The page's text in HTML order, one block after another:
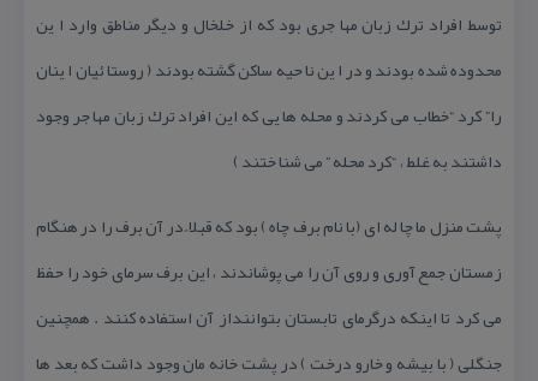
توسط افراد ترك زبان مها جری بود كه از خلخال و دیگر مناطق وارد ا ین
محدوده شده بودند و در ا ین نا حیه ساكن گشته بودند ( روستا ئیان ا ینان
را” كرد “خطاب می كردند و محله ها یی كه این افراد ترك زبان مها جر وجود
داشتند به غلط ، “كرد محله ” می شنا ختند )
پشت منزل ما چا له ای (با نام برف چاه ) بود كه قبلا ً در آن برف را در هنگام
زمستان جمع آوری و روی آن را می پوشاندند ، این برف سرمای خود را حفظ
می كرد تا اینكه درگرمای تابستان بتواننداز آن استفاده كنند . همچنین
جنگلی ( با بیشه و خارو درخت ) در پشت خانه مان وجود داشت كه بعد ها